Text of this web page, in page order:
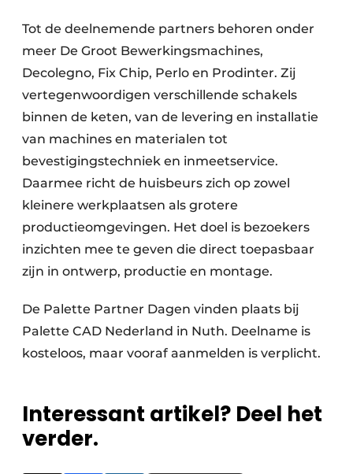
Tot de deelnemende partners behoren onder
meer De Groot Bewerkingsmachines,
Decolegno, Fix Chip, Perlo en Prodinter. Zij
vertegenwoordigen verschillende schakels
binnen de keten, van de levering en installatie
van machines en materialen tot
bevestigingstechniek en inmeetservice.
Daarmee richt de huisbeurs zich op zowel
kleinere werkplaatsen als grotere
productieomgevingen. Het doel is bezoekers
inzichten mee te geven die direct toepasbaar
zijn in ontwerp, productie en montage.
De Palette Partner Dagen vinden plaats bij
Palette CAD Nederland in Nuth. Deelname is
kosteloos, maar vooraf aanmelden is verplicht.
Interessant artikel? Deel het
verder.